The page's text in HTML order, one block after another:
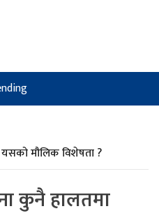
मौलिक विशेषता ?
कुनै हालतमा